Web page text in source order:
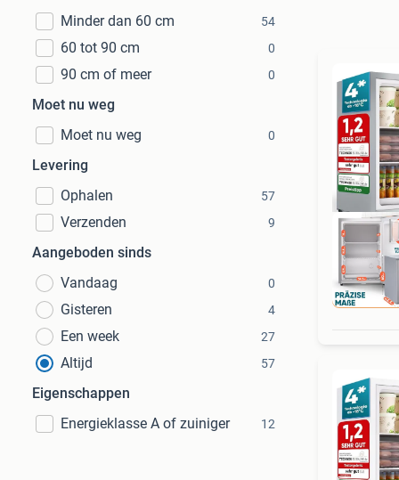
Minder dan 60 cm
54
60 tot 90 cm 0
90 cm of meer 0
Moet nu weg
Moet nu weg
0
Levering
Ophalen
57
Verzenden 9
Aangeboden sinds
Vandaag
0
Gisteren 4
Een week 27
Altijd 57
Eigenschappen
Energieklasse A of zuiniger
12